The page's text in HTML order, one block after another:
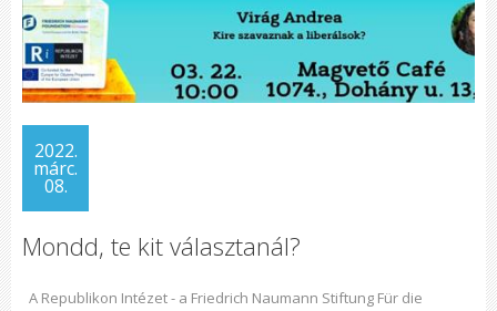
2022.
márc.
08.
Mondd, te kit választanál?
A Republikon Intézet - a Friedrich Naumann Stiftung Für die